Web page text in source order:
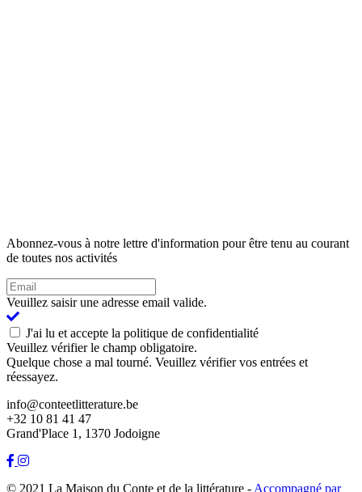
Abonnez-vous à notre lettre d'information pour être tenu au courant
de toutes nos activités
Veuillez saisir une adresse email valide.
J'ai lu et accepte la politique de confidentialité
Veuillez vérifier le champ obligatoire.
Quelque chose a mal tourné. Veuillez vérifier vos entrées et
réessayez.
info@conteetlitterature.be
+32 10 81 41 47
Grand'Place 1, 1370 Jodoigne
© 2021 La Maison du Conte et de la littérature - Accompagné par